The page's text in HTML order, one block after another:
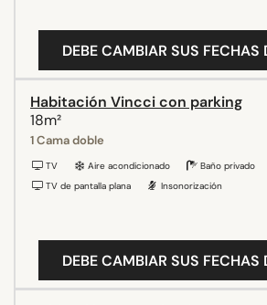
DEBE CAMBIAR SUS FECHAS
Habitación Vincci con parking
18m²
1 Cama doble
TV Aire acondicionado
Baño privado
TV de pantalla plana
Insonorización
DEBE CAMBIAR SUS FECHAS